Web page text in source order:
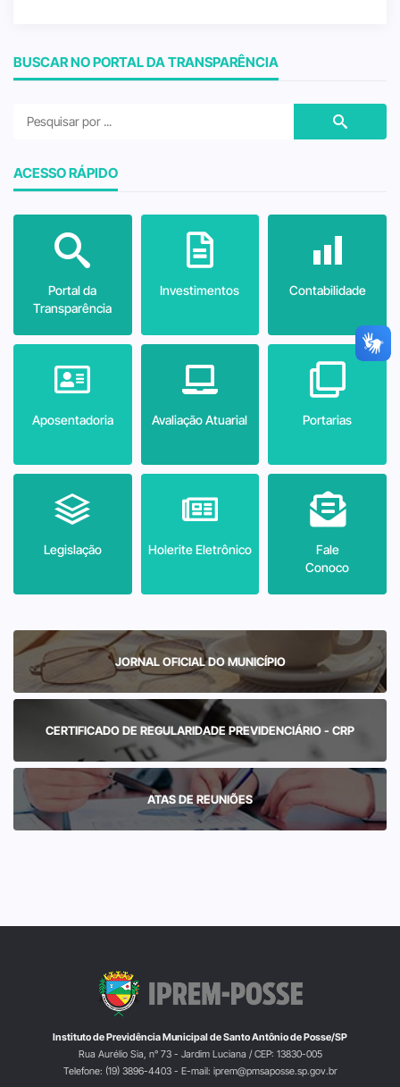
BUSCAR NO PORTAL DA TRANSPARÊNCIA
ACESSO RÁPIDO
Portal da
Transparência
Investimentos Contabilidade
Aposentadoria Avaliação Atuarial Portarias
Legislação Holerite Eletrônico
Fale
Conoco
JORNAL OFICIAL DO MUNICÍPIO
CERTIFICADO DE REGULARIDADE PREVIDENCIÁRIO - CRP
ATAS DE REUNIÕES
Instituto de Previdência Municipal de Santo Antônio de Posse/SP
Rua Aurélio Sia, n° 73 - Jardim Luciana / CEP: 13830-005
Telefone: (19) 3896-4403 - E-mail: iprem@pmsaposse.sp.gov.br